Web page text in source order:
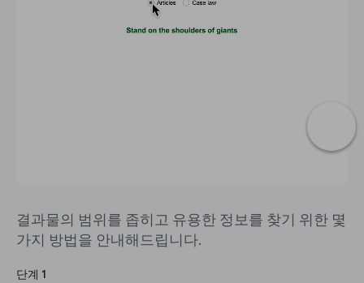
결과물의 범위를 좁히고 유용한 정보를 찾기 위한 몇
가지 방법을 안내해드립니다.
단계 1